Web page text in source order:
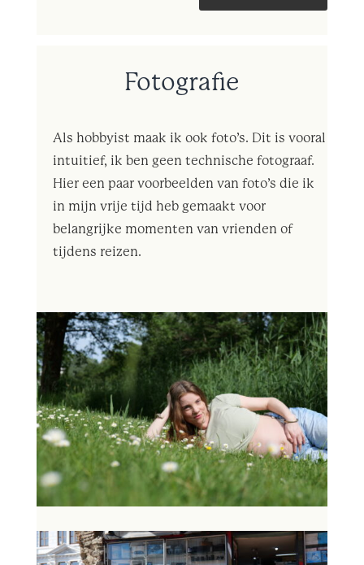
Fotografie
Als hobbyist maak ik ook foto’s. Dit is vooral
intuitief, ik ben geen technische fotograaf.
Hier een paar voorbeelden van foto’s die ik
in mijn vrije tijd heb gemaakt voor
belangrijke momenten van vrienden of
tijdens reizen.